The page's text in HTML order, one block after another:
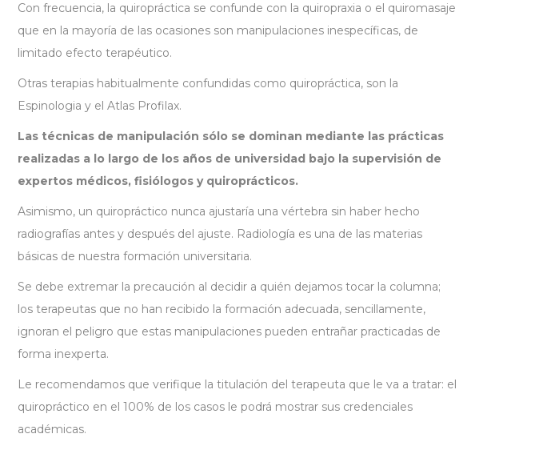
Con frecuencia, la quiropráctica se confunde con la quiropraxia o el quiromasaje
que en la mayoría de las ocasiones son manipulaciones inespecíficas, de
limitado efecto terapéutico.
Otras terapias habitualmente confundidas como quiropráctica, son la
Espinologia y el Atlas Profilax.
Las técnicas de manipulación sólo se dominan mediante las prácticas
realizadas a lo largo de los años de universidad bajo la supervisión de
expertos médicos, fisiólogos y quiroprácticos.
Asimismo, un quiropráctico nunca ajustaría una vértebra sin haber hecho
radiografías antes y después del ajuste. Radiología es una de las materias
básicas de nuestra formación universitaria.
Se debe extremar la precaución al decidir a quién dejamos tocar la columna;
los terapeutas que no han recibido la formación adecuada, sencillamente,
ignoran el peligro que estas manipulaciones pueden entrañar practicadas de
forma inexperta.
Le recomendamos que verifique la titulación del terapeuta que le va a tratar: el
quiropráctico en el 100% de los casos le podrá mostrar sus credenciales
académicas.